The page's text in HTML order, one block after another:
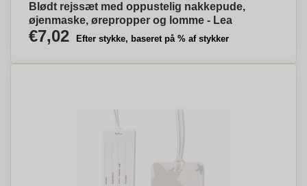
Blødt rejssæt med oppustelig nakkepude,
øjenmaske, ørepropper og lomme - Lea
€7,02 Efter stykke, baseret på % af stykker